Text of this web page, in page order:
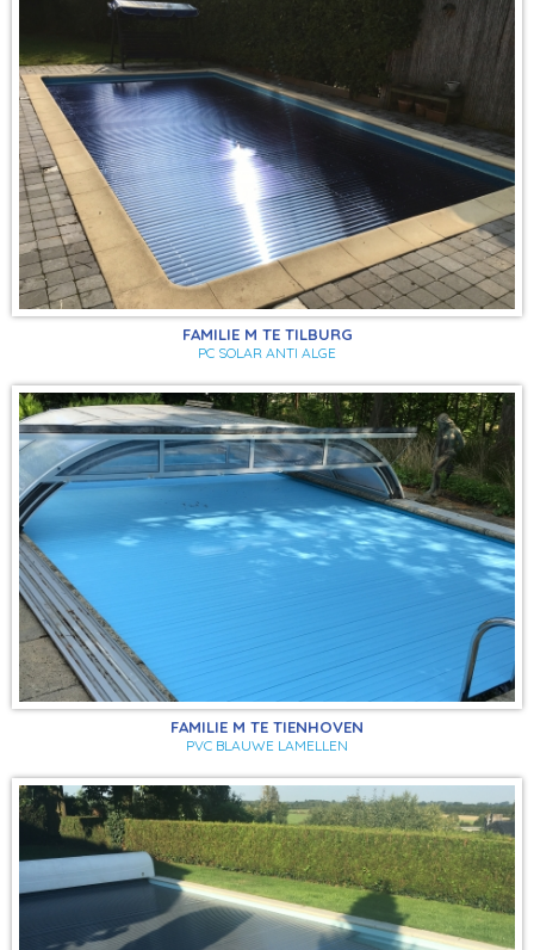
FAMILIE M TE TILBURG
PC SOLAR ANTI ALGE
FAMILIE M TE TIENHOVEN
PVC BLAUWE LAMELLEN